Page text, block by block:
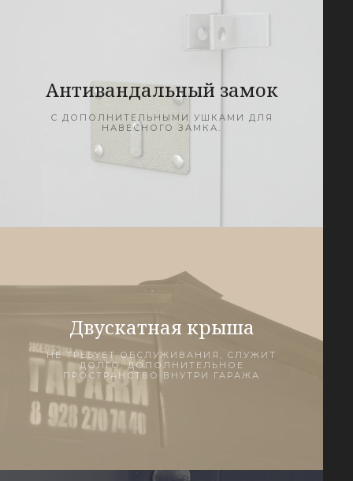
Антивандальный замок
С ДОПОЛНИТЕЛЬНЫМИ УШКАМИ ДЛЯ
НАВЕСНОГО ЗАМКА.
Двускатная крыша
НЕ ТРЕБУЕТ ОБСЛУЖИВАНИЯ, СЛУЖИТ
ДОЛГО, ДОПОЛНИТЕЛЬНОЕ
ПРОСТРАНСТВО ВНУТРИ ГАРАЖА